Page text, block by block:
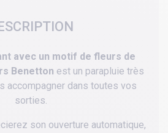
avec un motif de fleurs de
Benetton est un parapluie très
accompagner dans toutes vos
sorties.
son ouverture automatique,